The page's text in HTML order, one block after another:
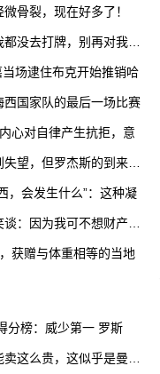
骨裂，现在好多了！
没去打牌，别再对我指
场逮住布克开始推销哈
西国家队的最后一场比赛
心对自律产生抗拒，意
望，但罗杰斯的到来又
，会发生什么”：这种凝
：因为我可不想财产被
获赠与体重相等的当地
分榜：威少第一 罗斯
这么贵，这似乎是曼城